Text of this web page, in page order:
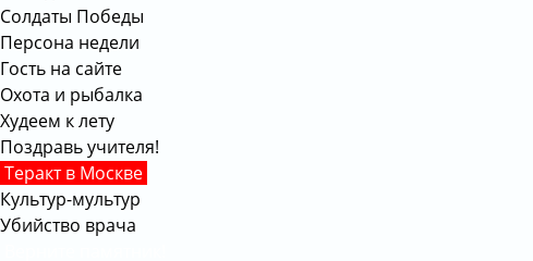
Солдаты Победы
Персона недели
Гость на сайте
Охота и рыбалка
Худеем к лету
Поздравь учителя!
Теракт в Москве
Культур-мультур
Убийство врача